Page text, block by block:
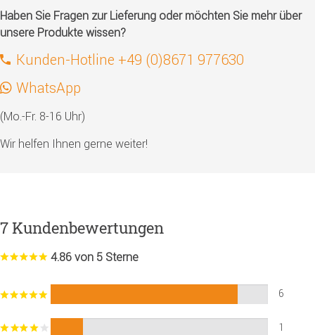
Haben Sie Fragen zur Lieferung oder möchten Sie mehr über
unsere Produkte wissen?
Kunden-Hotline +49 (0)8671 977630
WhatsApp
(Mo.-Fr. 8-16 Uhr)
Wir helfen Ihnen gerne weiter!
7 Kundenbewertungen
4.86 von 5 Sterne
6
1